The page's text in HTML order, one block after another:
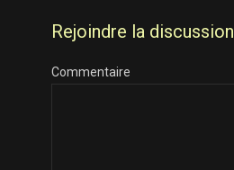
Rejoindre la discussion
Commentaire